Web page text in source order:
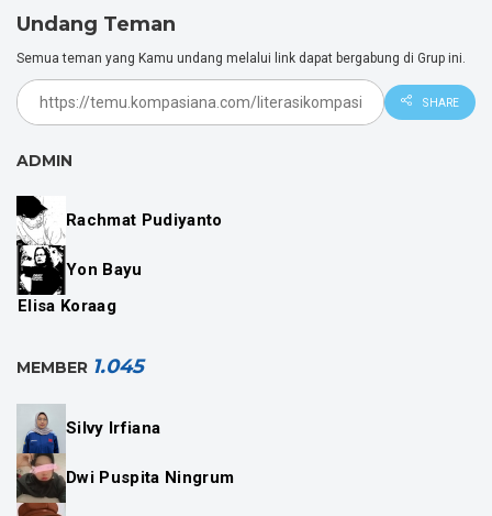
#LitKom #LiterasiKompasiana
Dki Jakarta, Jakarta Pusat
SOSIAL MEDIA
Literasi Kompasiana
Undang Teman
Semua teman yang Kamu undang melalui link dapat bergabung di Grup ini.
SHARE
ADMIN
Rachmat Pudiyanto
Yon Bayu
Elisa Koraag
MEMBER 1.045
Silvy Irfiana
Dwi Puspita Ningrum